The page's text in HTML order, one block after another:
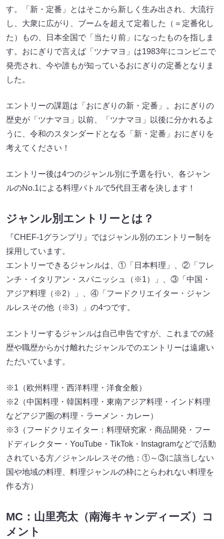
す。「新・定番」とはそこから新しく生み出され、大流行
し、大衆に広がり、ブームを超えて定着した（＝定番化し
た）もの、日本全国で「当たり前」になったものを指しま
す。おにぎりで言えば「ツナマヨ」は1983年にコンビニで
発売され、今や誰もが知っているおにぎりの定番となりま
した。
エントリーの課題は「おにぎりの新・定番」。おにぎりの
歴史が「ツナマヨ」以前、「ツナマヨ」以後に分かれるよ
うに、令和のスタンダードとなる「新・定番」おにぎりを
考えてください！
エントリー後は4つのジャンル別に予選を行い、各ジャン
ルのNo.1による料理バトルで5代目王者を決します！
ジャンル別エントリーとは？
『CHEF-1グランプリ』ではジャンル別のエントリー制を
採用しています。
エントリーできるジャンルは、①「日本料理」、②「フレ
ンチ・イタリアン・スパニッシュ（※1）」、③「中国・
アジア料理（※2）」、④「フードクリエイター・ジャン
ルレスその他（※3）」の4つです。
エントリーするジャンルは自己申告ですが、これまでの経
歴や職歴からかけ離れたジャンルでのエントリーは遠慮い
ただいています。
※1（欧州料理・西洋料理・洋食全般）
※2（中国料理・韓国料理・東南アジア料理・インド料理
などアジア圏の料理・ラーメン・カレー）
※3（フードクリエイター：料理研究家・商品開発・フー
ドディレクター・YouTube・TikTok・Instagramなどで活動
されている方／ジャンルレスその他：①～③に該当しない
国や地域の料理、料理ジャンルの枠にとらわれない料理を
作る方）
MC：山里亮太（南海キャンディーズ）コ
メント